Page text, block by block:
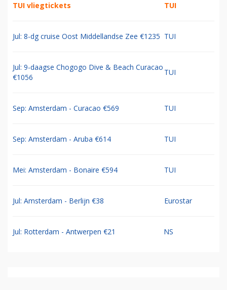
TUI vliegtickets TUI
Jul: 8-dg cruise Oost Middellandse Zee €1235 TUI
Jul: 9-daagse Chogogo Dive & Beach Curacao
€1056
TUI
Sep: Amsterdam - Curacao €569 TUI
Sep: Amsterdam - Aruba €614 TUI
Mei: Amsterdam - Bonaire €594 TUI
Jul: Amsterdam - Berlijn €38 Eurostar
Jul: Rotterdam - Antwerpen €21 NS